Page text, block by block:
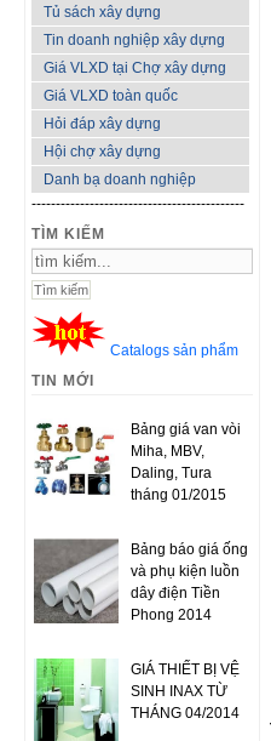
Tủ sách xây dựng
Tin doanh nghiệp xây dựng
Giá VLXD tại Chợ xây dựng
Giá VLXD toàn quốc
Hỏi đáp xây dựng
Hội chợ xây dựng
Danh bạ doanh nghiệp
--------------------------------------------
TÌM KIẾM
Catalogs sản phẩm
TIN MỚI
Bảng giá van vòi
Miha, MBV,
Daling, Tura
tháng 01/2015
Bảng báo giá ống
và phụ kiện luồn
dây điện Tiền
Phong 2014
GIÁ THIẾT BỊ VỆ
SINH INAX TỪ
THÁNG 04/2014